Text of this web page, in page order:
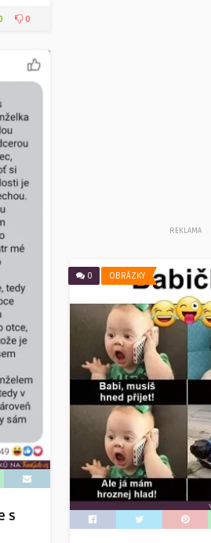
0
REKLAMA
s
0 OBRÁZKY